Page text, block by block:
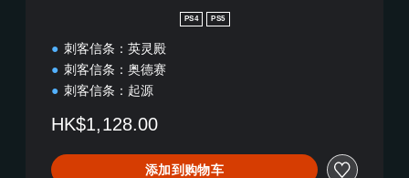
PS4 PS5
刺客信条：英灵殿
刺客信条：奥德赛
刺客信条：起源
HK$1,128.00
添加到购物车